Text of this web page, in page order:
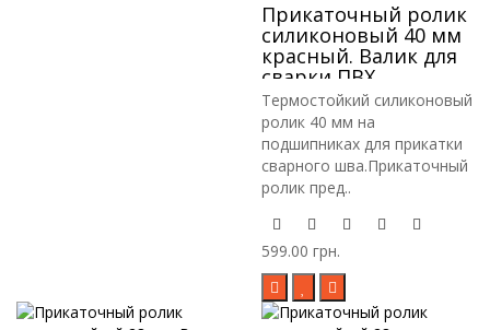
Прикаточный ролик
силиконовый 40 мм
красный. Валик для
сварки ПВХ
мембраны, тента,
лайнера
Термостойкий силиконовый
ролик 40 мм на
подшипниках для прикатки
сварного шва.Прикаточный
ролик пред..
599.00 грн.